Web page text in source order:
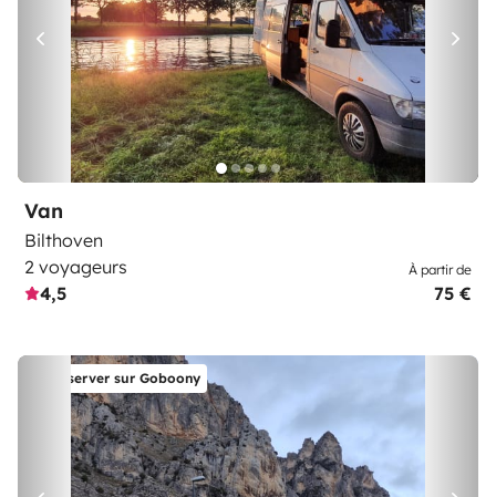
Van
Bilthoven
2 voyageurs
4,5
À partir de
75 €
Réserver sur Goboony